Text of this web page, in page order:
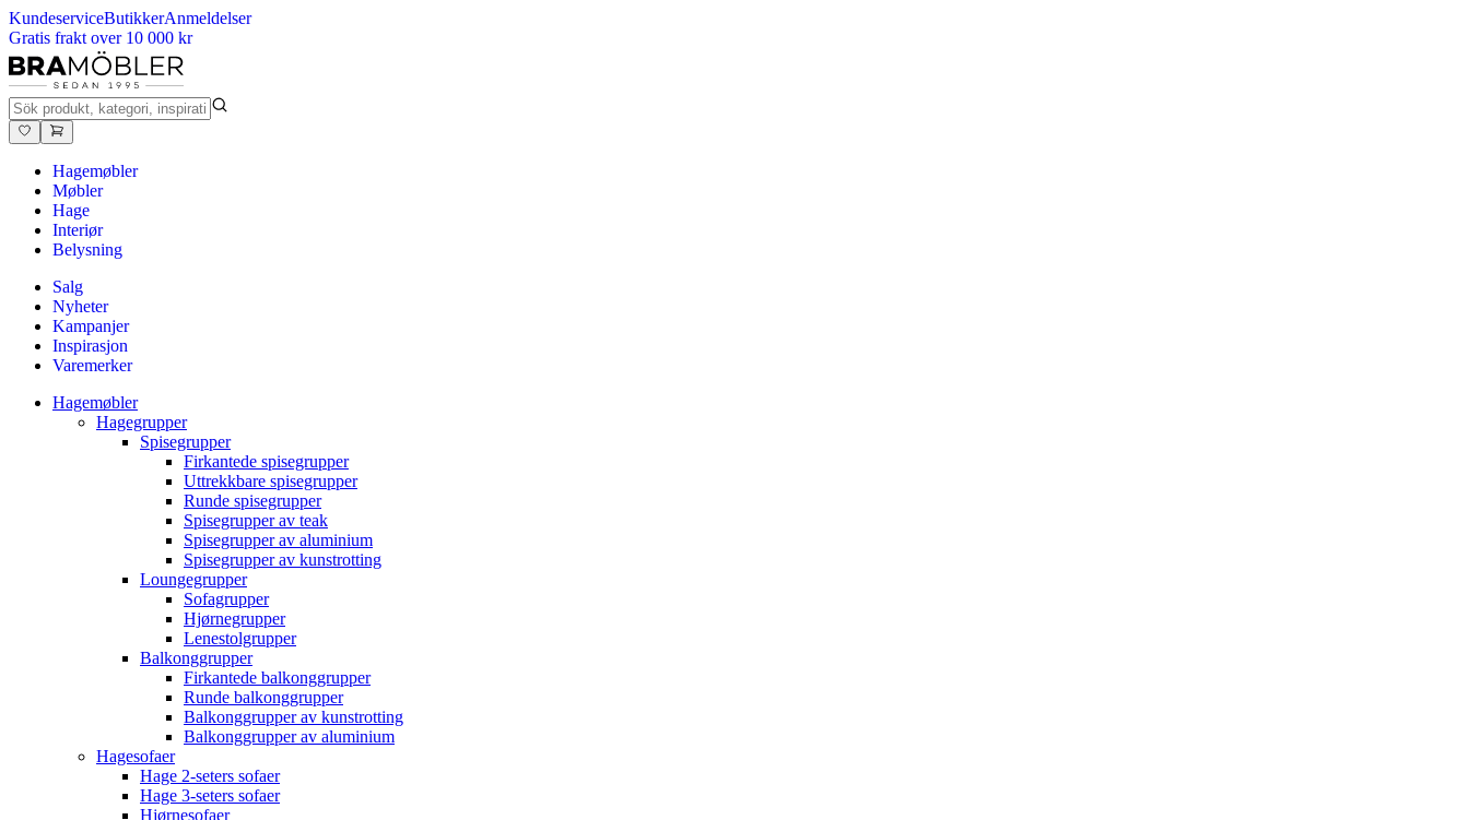
KundeserviceButikkerAnmeldelser
Gratis frakt over 10 000 kr
Hagemøbler
Møbler
Hage
Interiør
Belysning
Salg
Nyheter
Kampanjer
Inspirasjon
Varemerker
Hagemøbler
Hagegrupper
Spisegrupper
Firkantede spisegrupper
Uttrekkbare spisegrupper
Runde spisegrupper
Spisegrupper av teak
Spisegrupper av aluminium
Spisegrupper av kunstrotting
Loungegrupper
Sofagrupper
Hjørnegrupper
Lenestolgrupper
Balkonggrupper
Firkantede balkonggrupper
Runde balkonggrupper
Balkonggrupper av kunstrotting
Balkonggrupper av aluminium
Hagesofaer
Hage 2-seters sofaer
Hage 3-seters sofaer
Hjørnesofaer